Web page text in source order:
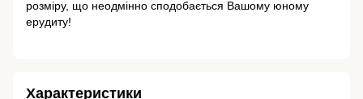
розміру, що неодмінно сподобається Вашому юному
ерудиту!
Характеристики